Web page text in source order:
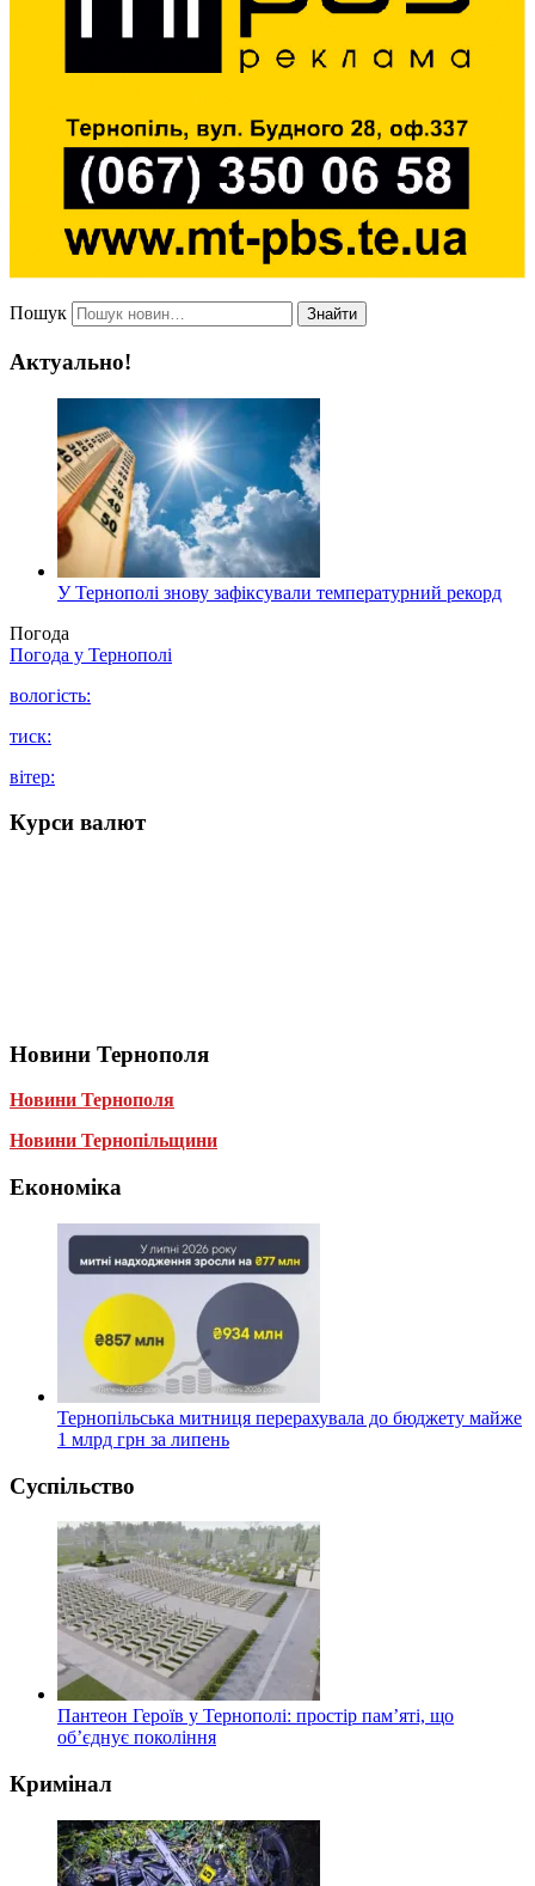
Пошук Знайти
Актуально!
У Тернополі знову зафіксували температурний рекорд
Погода
Погода у Тернополі
вологість:
тиск:
вітер:
Курси валют
Новини Тернополя
Новини Тернополя
Новини Тернопільщини
Економіка
Тернопільська митниця перерахувала до бюджету майже
1 млрд грн за липень
Суспільство
Пантеон Героїв у Тернополі: простір пам’яті, що
об’єднує покоління
Кримінал